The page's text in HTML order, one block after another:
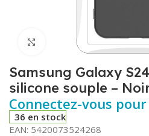
Click to enlarge
Samsung Galaxy
silicone souple –
Connectez-vous
36 en stock
EAN: 5420073524268